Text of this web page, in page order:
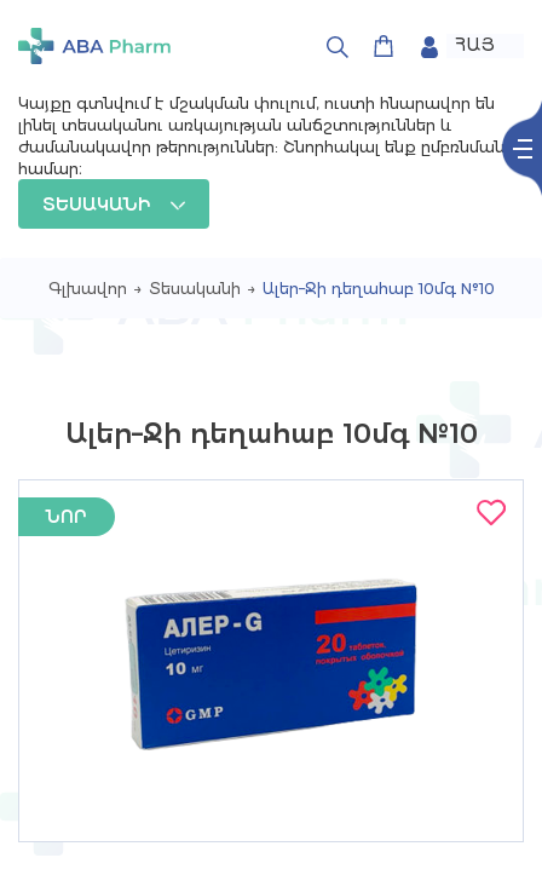
ՀԱՅ
Կայքը գտնվում է մշակման փուլում, ուստի հնարավոր են
լինել տեսականու առկայության անճշտություններ և
ժամանակավոր թերություններ: Շնորհակալ ենք ըմբռնման
համար։
ՏԵՍԱԿԱՆԻ
Գլխավոր → Տեսականի → Ալեր–Ջի դեղահաբ 10մգ №10
Ալեր–Ջի դեղահաբ 10մգ №10
ՆՈՐ